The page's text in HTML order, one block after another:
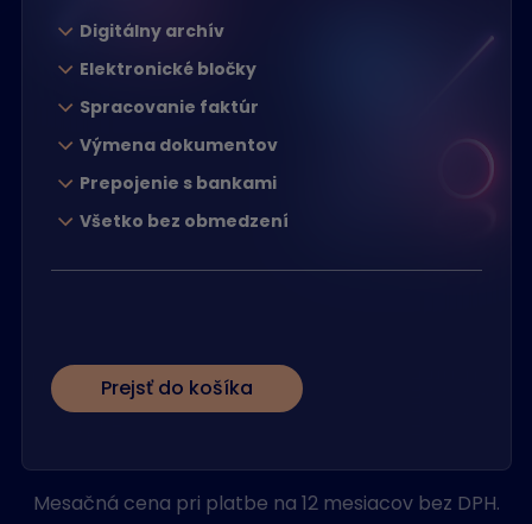
Digitálny archív
Elektronické bločky
Spracovanie faktúr
Výmena dokumentov
Prepojenie s bankami
Všetko bez obmedzení
Prejsť do košíka
Mesačná cena pri platbe na 12 mesiacov bez DPH.